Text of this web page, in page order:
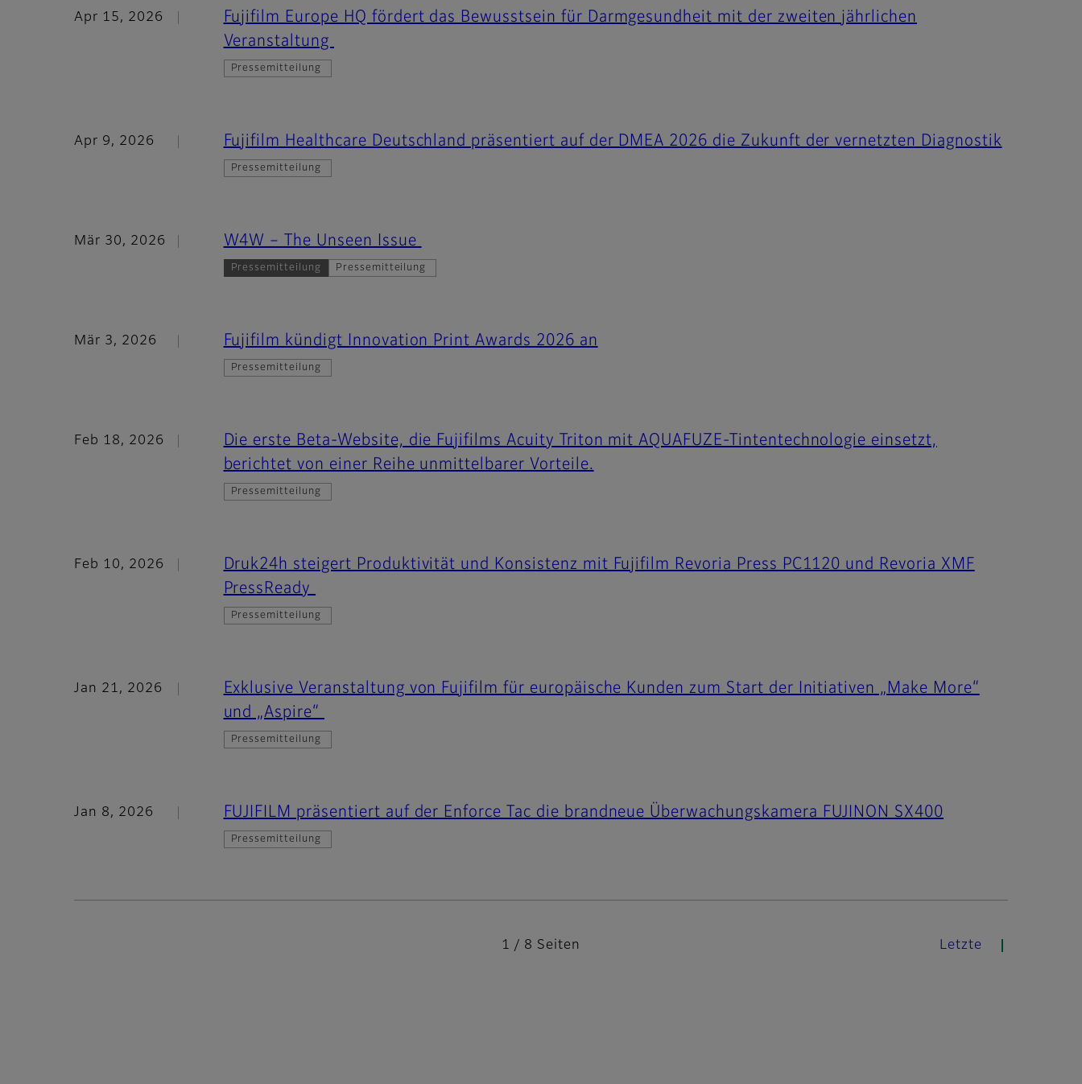
Apr 15, 2026
Fujifilm Europe HQ fördert das Bewusstsein für Darmgesundheit mit der zweiten jährlichen
Veranstaltung
Pressemitteilung
Apr 9, 2026 Fujifilm Healthcare Deutschland präsentiert auf der DMEA 2026 die Zukunft der vernetzten Diagnostik
Pressemitteilung
Mär 30, 2026 W4W – The Unseen Issue
Pressemitteilung Pressemitteilung
Mär 3, 2026 Fujifilm kündigt Innovation Print Awards 2026 an
Pressemitteilung
Feb 18, 2026
Die erste Beta-Website, die Fujifilms Acuity Triton mit AQUAFUZE-Tintentechnologie einsetzt,
berichtet von einer Reihe unmittelbarer Vorteile.
Pressemitteilung
Feb 10, 2026
Druk24h steigert Produktivität und Konsistenz mit Fujifilm Revoria Press PC1120 und Revoria XMF
PressReady
Pressemitteilung
Jan 21, 2026
Exklusive Veranstaltung von Fujifilm für europäische Kunden zum Start der Initiativen „Make More“
und „Aspire“
Pressemitteilung
Jan 8, 2026 FUJIFILM präsentiert auf der Enforce Tac die brandneue Überwachungskamera FUJINON SX400
Pressemitteilung
1 / 8 Seiten Letzte